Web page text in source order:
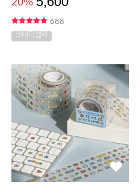
688
스테디셀러